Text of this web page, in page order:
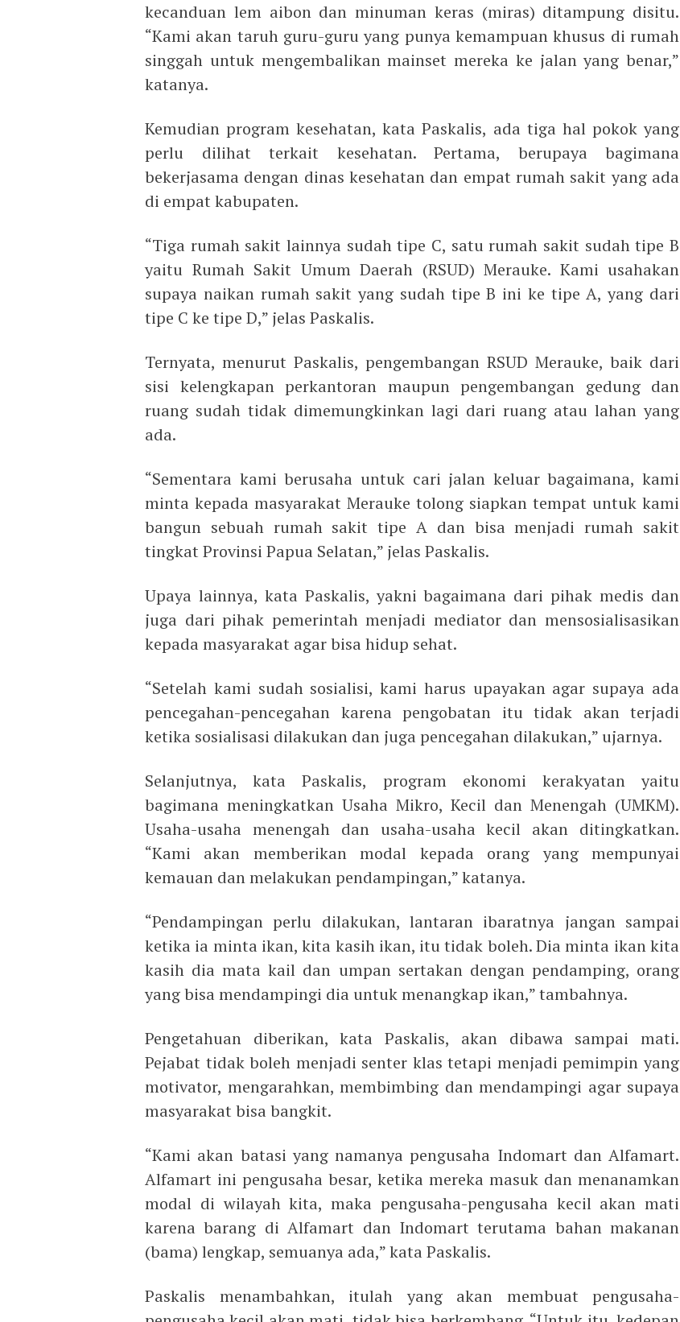
kecanduan lem aibon dan minuman keras (miras) ditampung disitu.
“Kami akan taruh guru-guru yang punya kemampuan khusus di rumah
singgah untuk mengembalikan mainset mereka ke jalan yang benar,”
katanya.
Kemudian program kesehatan, kata Paskalis, ada tiga hal pokok yang
perlu dilihat terkait kesehatan. Pertama, berupaya bagimana
bekerjasama dengan dinas kesehatan dan empat rumah sakit yang ada
di empat kabupaten.
“Tiga rumah sakit lainnya sudah tipe C, satu rumah sakit sudah tipe B
yaitu Rumah Sakit Umum Daerah (RSUD) Merauke. Kami usahakan
supaya naikan rumah sakit yang sudah tipe B ini ke tipe A, yang dari
tipe C ke tipe D,” jelas Paskalis.
Ternyata, menurut Paskalis, pengembangan RSUD Merauke, baik dari
sisi kelengkapan perkantoran maupun pengembangan gedung dan
ruang sudah tidak dimemungkinkan lagi dari ruang atau lahan yang
ada.
“Sementara kami berusaha untuk cari jalan keluar bagaimana, kami
minta kepada masyarakat Merauke tolong siapkan tempat untuk kami
bangun sebuah rumah sakit tipe A dan bisa menjadi rumah sakit
tingkat Provinsi Papua Selatan,” jelas Paskalis.
Upaya lainnya, kata Paskalis, yakni bagaimana dari pihak medis dan
juga dari pihak pemerintah menjadi mediator dan mensosialisasikan
kepada masyarakat agar bisa hidup sehat.
“Setelah kami sudah sosialisi, kami harus upayakan agar supaya ada
pencegahan-pencegahan karena pengobatan itu tidak akan terjadi
ketika sosialisasi dilakukan dan juga pencegahan dilakukan,” ujarnya.
Selanjutnya, kata Paskalis, program ekonomi kerakyatan yaitu
bagimana meningkatkan Usaha Mikro, Kecil dan Menengah (UMKM).
Usaha-usaha menengah dan usaha-usaha kecil akan ditingkatkan.
“Kami akan memberikan modal kepada orang yang mempunyai
kemauan dan melakukan pendampingan,” katanya.
“Pendampingan perlu dilakukan, lantaran ibaratnya jangan sampai
ketika ia minta ikan, kita kasih ikan, itu tidak boleh. Dia minta ikan kita
kasih dia mata kail dan umpan sertakan dengan pendamping, orang
yang bisa mendampingi dia untuk menangkap ikan,” tambahnya.
Pengetahuan diberikan, kata Paskalis, akan dibawa sampai mati.
Pejabat tidak boleh menjadi senter klas tetapi menjadi pemimpin yang
motivator, mengarahkan, membimbing dan mendampingi agar supaya
masyarakat bisa bangkit.
“Kami akan batasi yang namanya pengusaha Indomart dan Alfamart.
Alfamart ini pengusaha besar, ketika mereka masuk dan menanamkan
modal di wilayah kita, maka pengusaha-pengusaha kecil akan mati
karena barang di Alfamart dan Indomart terutama bahan makanan
(bama) lengkap, semuanya ada,” kata Paskalis.
Paskalis menambahkan, itulah yang akan membuat pengusaha-